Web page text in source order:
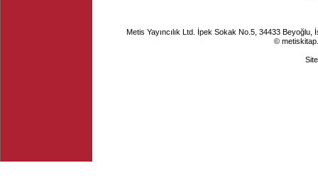
Metis Yayıncılık Ltd. İpek Sokak No.5, 34433
©